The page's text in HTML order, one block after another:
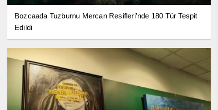
Bozcaada Tuzburnu Mercan Resifleri’nde 180 Tür Tespit
Edildi